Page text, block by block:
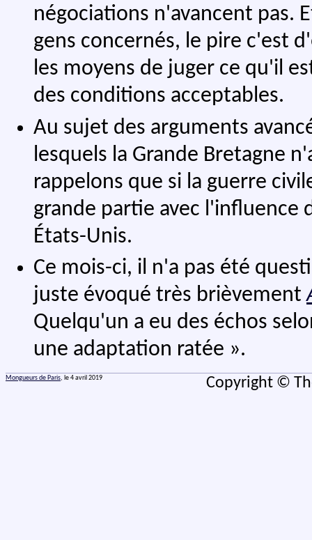
négociations n'avancent pas.
gens concernés, le pire c'est
les moyens de juger ce qu'il
des conditions acceptables.
Au sujet des arguments
lesquels la Grande Bretagne
rappelons que si la guerre
grande partie avec l'influence
États-Unis.
Ce mois-ci, il n'a pas été
juste évoqué très brièvement
Quelqu'un a eu des échos
une adaptation ratée ».
Mongueurs de Paris, le 4 avril 2019 Copyright ©